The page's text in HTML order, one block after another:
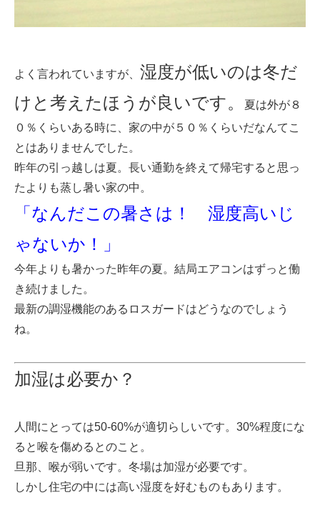
よく言われていますが、 湿度が低いのは冬だ
けと考えたほうが良いです。
夏は外が８
０％くらいある時に、家の中が５０％くらいだなんてこ
とはありませんでした。
昨年の引っ越しは夏。長い通勤を終えて帰宅すると思っ
たよりも蒸し暑い家の中。
「なんだこの暑さは！ 湿度高いじ
ゃないか！」
今年よりも暑かった昨年の夏。結局エアコンはずっと働
き続けました。
最新の調湿機能のあるロスガードはどうなのでしょう
ね。
加湿は必要か？
人間にとっては50-60%が適切らしいです。30%程度にな
ると喉を傷めるとのこと。
旦那、喉が弱いです。冬場は加湿が必要です。
しかし住宅の中には高い湿度を好むものもあります。